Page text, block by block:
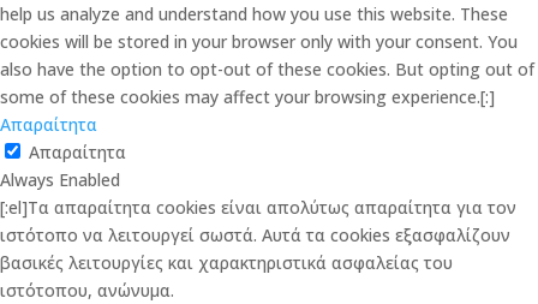
help us analyze and understand how you use this website. These
cookies will be stored in your browser only with your consent. You
also have the option to opt-out of these cookies. But opting out of
some of these cookies may affect your browsing experience.[:]
Απαραίτητα
Απαραίτητα
Always Enabled
[:el]Τα απαραίτητα cookies είναι απολύτως απαραίτητα για τον
ιστότοπο να λειτουργεί σωστά. Αυτά τα cookies εξασφαλίζουν
βασικές λειτουργίες και χαρακτηριστικά ασφαλείας του
ιστότοπου, ανώνυμα.